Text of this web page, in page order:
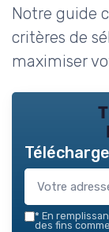
Notre guide
critères de
maximiser
* En
des fins